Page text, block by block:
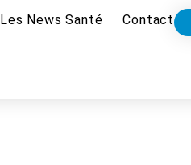
Les News Santé Contact